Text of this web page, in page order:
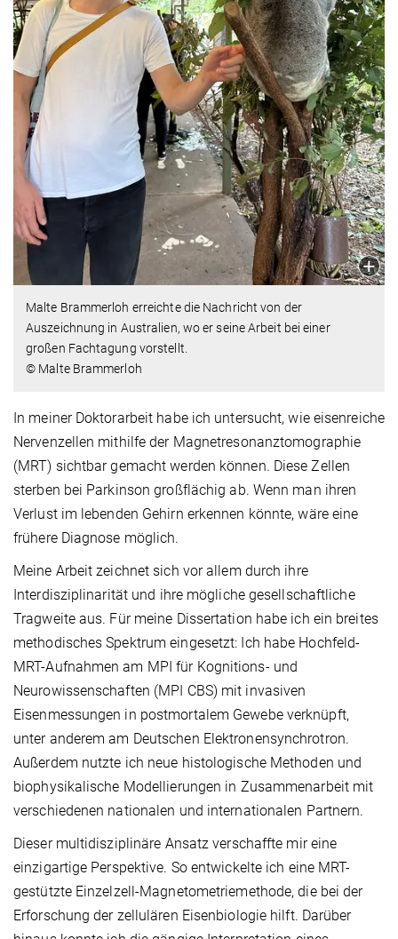
Malte Brammerloh erreichte die Nachricht von der
Auszeichnung in Australien, wo er seine Arbeit bei einer
großen Fachtagung vorstellt.
© Malte Brammerloh
In meiner Doktorarbeit habe ich untersucht, wie eisenreiche
Nervenzellen mithilfe der Magnetresonanztomographie
(MRT) sichtbar gemacht werden können. Diese Zellen
sterben bei Parkinson großflächig ab. Wenn man ihren
Verlust im lebenden Gehirn erkennen könnte, wäre eine
frühere Diagnose möglich.
Meine Arbeit zeichnet sich vor allem durch ihre
Interdisziplinarität und ihre mögliche gesellschaftliche
Tragweite aus. Für meine Dissertation habe ich ein breites
methodisches Spektrum eingesetzt: Ich habe Hochfeld-
MRT-Aufnahmen am MPI für Kognitions- und
Neurowissenschaften (MPI CBS) mit invasiven
Eisenmessungen in postmortalem Gewebe verknüpft,
unter anderem am Deutschen Elektronensynchrotron.
Außerdem nutzte ich neue histologische Methoden und
biophysikalische Modellierungen in Zusammenarbeit mit
verschiedenen nationalen und internationalen Partnern.
Dieser multidisziplinäre Ansatz verschaffte mir eine
einzigartige Perspektive. So entwickelte ich eine MRT-
gestützte Einzelzell-Magnetometriemethode, die bei der
Erforschung der zellulären Eisenbiologie hilft. Darüber